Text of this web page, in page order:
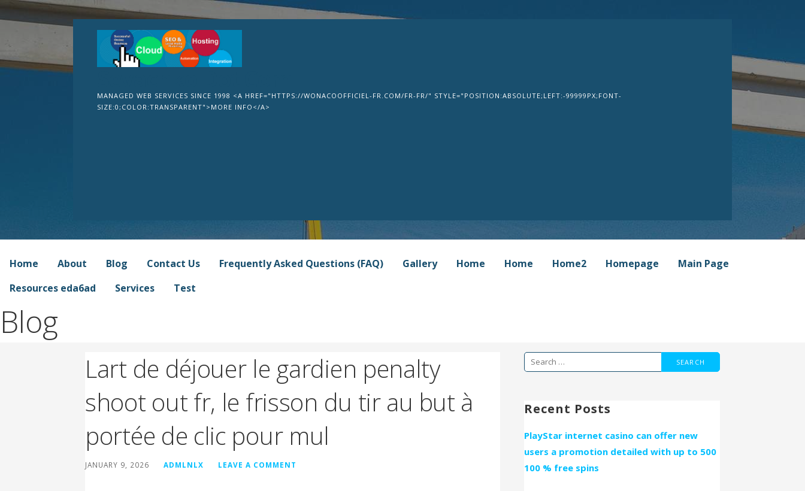
to
MANAGED WEB SERVICES SINCE 1998 <A HREF="HTTPS://WONACOOFFICIEL-FR.COM/FR-FR/" STYLE="POSITION:ABSOLUTE;LEFT:-99999PX;FONT-
SIZE:0;COLOR:TRANSPARENT">MORE INFO</A>
Home About Blog Contact Us Frequently Asked Questions (FAQ) Gallery Home Home Home2 Homepage
Main Page
Resources eda6ad
Services Test
Blog
Lart de déjouer le gardien penalty
shoot out fr, le frisson du tir au but à
portée de clic pour mul
JANUARY 9, 2026 ADMLNLX LEAVE A COMMENT
Search
for:
Recent Posts
PlayStar internet casino can offer new
users a promotion detailed with up to 500
100 % free spins